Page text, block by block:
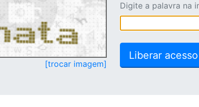
[trocar imagem]
Digite a palavra na